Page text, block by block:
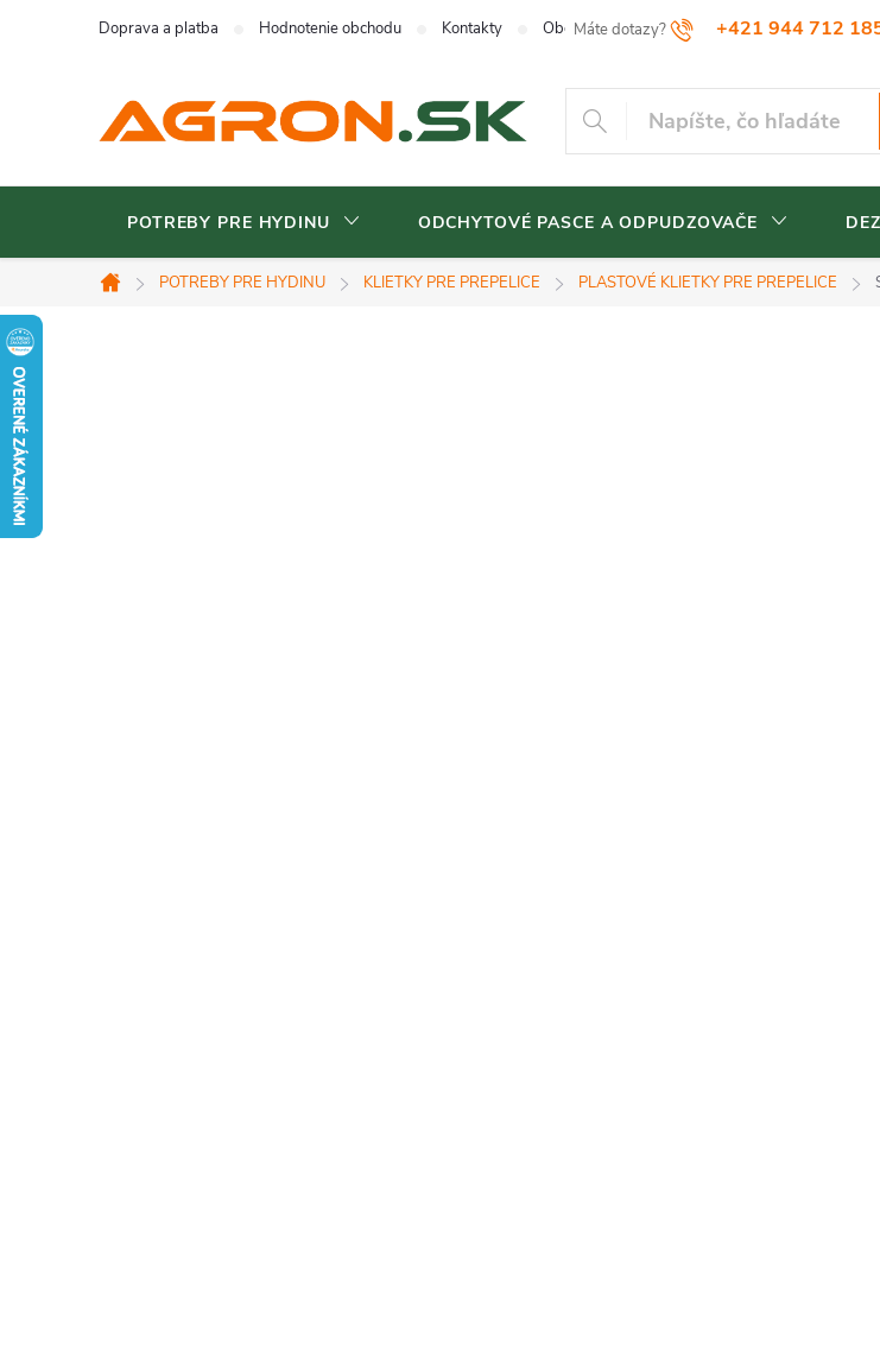
+421 944 712
Doprava a platba Hodnotenie obchodu Kontakty Obchodné podmienky Reklamačný
POTREBY PRE HYDINU ODCHYTOVÉ PASCE A ODPUDZOVAČE
Domov
POTREBY PRE HYDINU KLIETKY PRE PREPELICE PLASTOVÉ KLIETKY PRE PREPELICE